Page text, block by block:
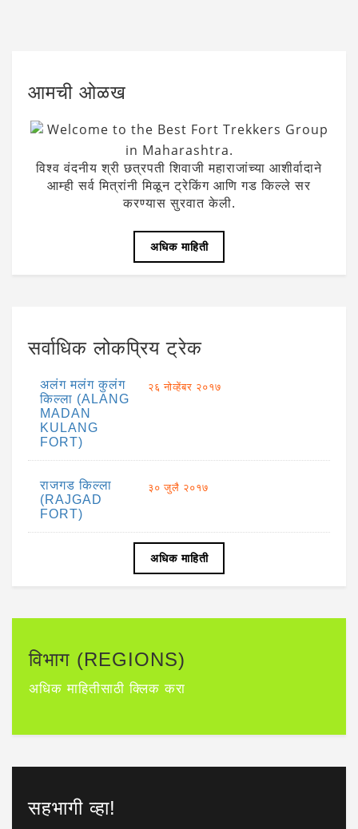
आमची ओळख
Welcome to the Best Fort Trekkers Group
in Maharashtra.
विश्व वंदनीय श्री छत्रपती शिवाजी महाराजांच्या आशीर्वादाने
आम्ही सर्व मित्रांनी मिळून ट्रेकिंग आणि गड किल्ले सर
करण्यास सुरवात केली.
अधिक माहिती
सर्वाधिक लोकप्रिय ट्रेक
अलंग मलंग कुलंग
किल्ला (ALANG
MADAN
KULANG
FORT)
२६ नोव्हेंबर २०१७
राजगड किल्ला
(RAJGAD
FORT)
३० जुलै २०१७
अधिक माहिती
विभाग (REGIONS)
अधिक माहितीसाठी क्लिक करा
सहभागी व्हा!